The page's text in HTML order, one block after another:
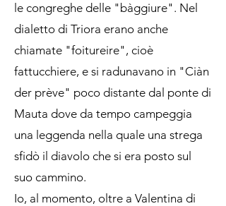
le congreghe delle "bàggiure". Nel
dialetto di Triora erano anche
chiamate "foitureire", cioè
fattucchiere, e si radunavano in "Ciàn
der prève" poco distante dal ponte di
Mauta dove da tempo campeggia
una leggenda nella quale una strega
sfidò il diavolo che si era posto sul
suo cammino.
Io, al momento, oltre a Valentina di